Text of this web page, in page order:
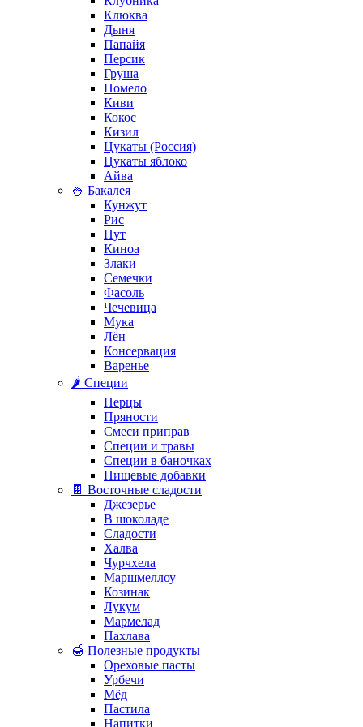
Клюква
Дыня
Папайя
Персик
Груша
Помело
Киви
Кокос
Кизил
Цукаты (Россия)
Цукаты яблоко
Айва
🍚 Бакалея
Кунжут
Рис
Нут
Киноа
Злаки
Семечки
Фасоль
Чечевица
Мука
Лён
Консервация
Варенье
🌶️ Специи
Перцы
Пряности
Смеси приправ
Специи и травы
Специи в баночках
Пищевые добавки
🍫 Восточные сладости
Джезерье
В шоколаде
Сладости
Халва
Чурчхела
Маршмеллоу
Козинак
Лукум
Мармелад
Пахлава
🍯 Полезные продукты
Ореховые пасты
Урбечи
Мёд
Пастила
Напитки